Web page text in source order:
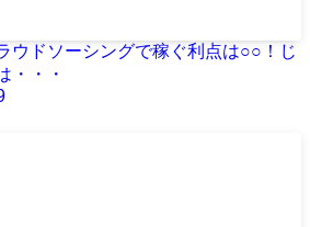
ウドソーシングで稼ぐ利点は○○！じ
・・・